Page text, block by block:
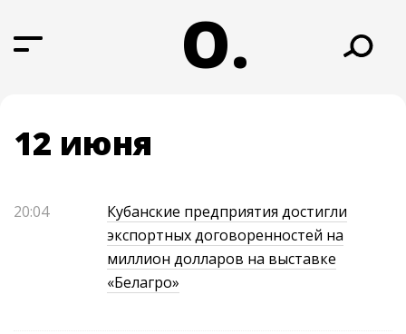
О.
12 июня
20:04
Кубанские предприятия достигли
экспортных договоренностей на
миллион долларов на выставке
«Белагро»